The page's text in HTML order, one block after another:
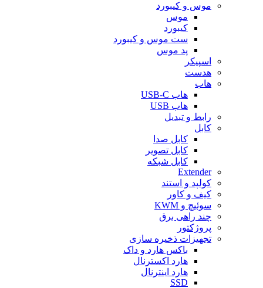
موس و کیبورد
موس
کیبورد
ست موس و کیبورد
پد موس
اسپیکر
هدست
هاب
هاب USB-C
هاب USB
رابط و تبدیل
کابل
کابل صدا
کابل تصویر
کابل شبکه
Extender
کولپد و استند
کیف و کاور
سوئیچ و KWM
چند راهی برق
پروژکتور
تجهیزات ذخیره سازی
باکس هارد و داک
هارد اکسترنال
هارد اینترنال
SSD